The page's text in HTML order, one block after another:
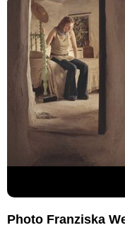
Photo Franziska